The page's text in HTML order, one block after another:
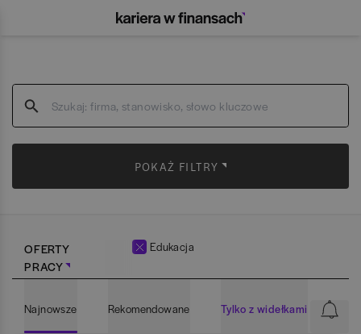
POKAŻ FILTRY
OFERTY
PRACY
Edukacja
Najnowsze Rekomendowane Tylko z widełkami